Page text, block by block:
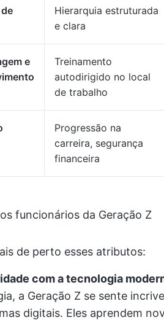
Hierarquia estruturada
e clara
e
Treinamento
autodirigido no local
de trabalho
Progressão na
carreira, segurança
financeira
funcionários da Geração Z
de perto esses atributos:
com a tecnologia
a Geração Z se sente
digitais. Eles aprendem